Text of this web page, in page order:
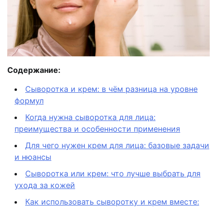
Содержание:
Сыворотка и крем: в чём разница на уровне
формул
Когда нужна сыворотка для лица:
преимущества и особенности применения
Для чего нужен крем для лица: базовые задачи
и нюансы
Сыворотка или крем: что лучше выбрать для
ухода за кожей
Как использовать сыворотку и крем вместе: